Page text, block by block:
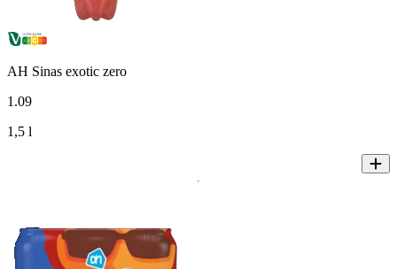
AH Sinas exotic zero
1 .09
1,5 l